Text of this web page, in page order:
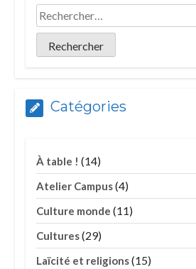
Catégories
À table ! (14)
Atelier Campus(4)
Culture monde (11)
Cultures(29)
Laïcité et religions(15)